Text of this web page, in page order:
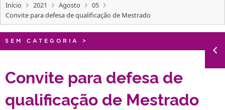
CONCURSOS
INTERNACIONAL
PORTARIAS
Início 2021 Agosto
05
Convite para defesa de qualificação de Mestrado
SEM CATEGORIA >
Convite para defesa de
qualificação de Mestrado